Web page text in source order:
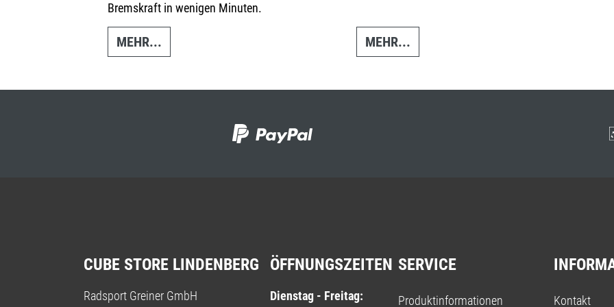
Bremskraft in wenigen Minuten.
MEHR... MEHR...
CUBE STORE LINDENBERG
Radsport Greiner GmbH
ÖFFNUNGSZEITEN
Dienstag - Freitag:
SERVICE
Produktinformationen Kontakt